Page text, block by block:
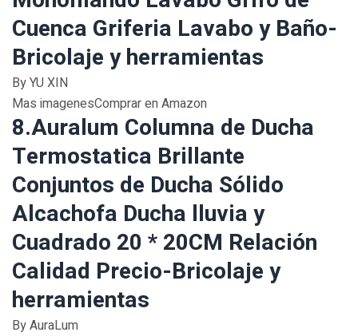
Cuenca Griferia Lavabo y Baño-
Bricolaje y herramientas
By YU XIN
Mas imagenesComprar en Amazon
8.Auralum Columna de Ducha
Termostatica Brillante
Conjuntos de Ducha Sólido
Alcachofa Ducha lluvia y
Cuadrado 20 * 20CM Relación
Calidad Precio-Bricolaje y
herramientas
By AuraLum